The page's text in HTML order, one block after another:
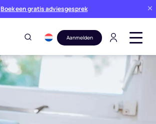
Boek een gratis adviesgesprek
Aanmelden